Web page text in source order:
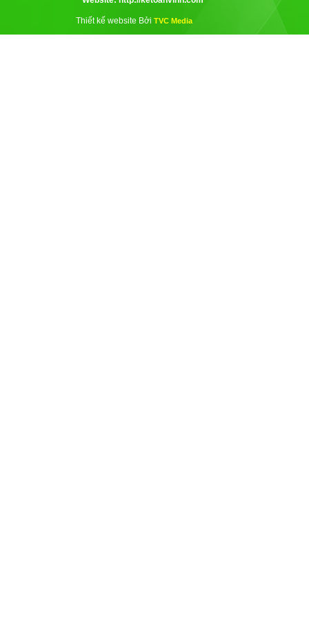
Thiết kế website Bởi TVC Media